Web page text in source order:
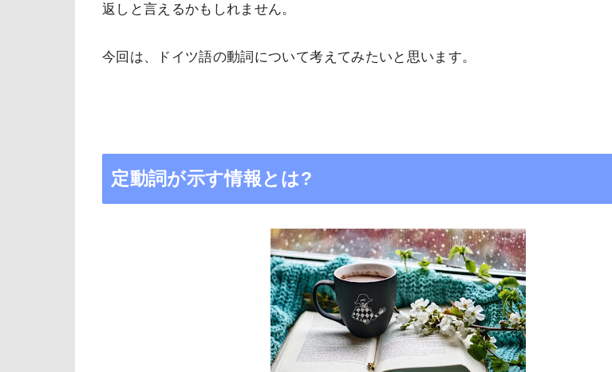
返しと言えるかもしれません。
今回は、ドイツ語の動詞について考えてみたいと思います。
定動詞が示す情報とは?